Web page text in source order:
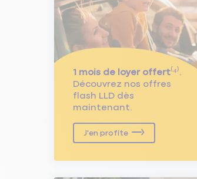
1 mois de loyer offert⁽⁴⁾.
Découvrez nos offres
flash LLD dès
maintenant.
J'en profite